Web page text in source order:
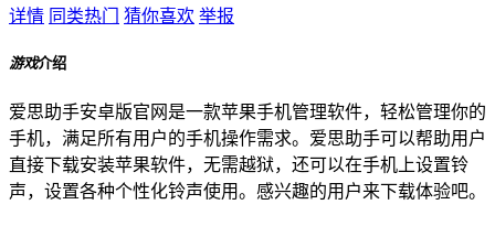
详情 同类热门 猜你喜欢 举报
游戏介绍
爱思助手安卓版官网是一款苹果手机管理软件，轻松管理你的
手机，满足所有用户的手机操作需求。爱思助手可以帮助用户
直接下载安装苹果软件，无需越狱，还可以在手机上设置铃
声，设置各种个性化铃声使用。感兴趣的用户来下载体验吧。